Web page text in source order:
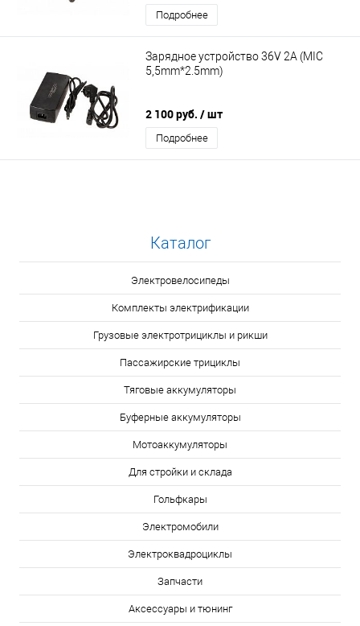
Подробнее
Зарядное устройство 36V 2A (MIC
5,5mm*2.5mm)
2 100 руб. / шт
Подробнее
Каталог
Электровелосипеды
Комплекты электрификации
Грузовые электротрициклы и рикши
Пассажирские трициклы
Тяговые аккумуляторы
Буферные аккумуляторы
Мотоаккумуляторы
Для стройки и склада
Гольфкары
Электромобили
Электроквадроциклы
Запчасти
Аксессуары и тюнинг